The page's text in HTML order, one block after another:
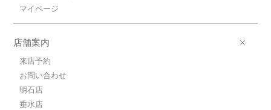
マイページ
店舗案内
来店予約
お問い合わせ
明石店
垂水店